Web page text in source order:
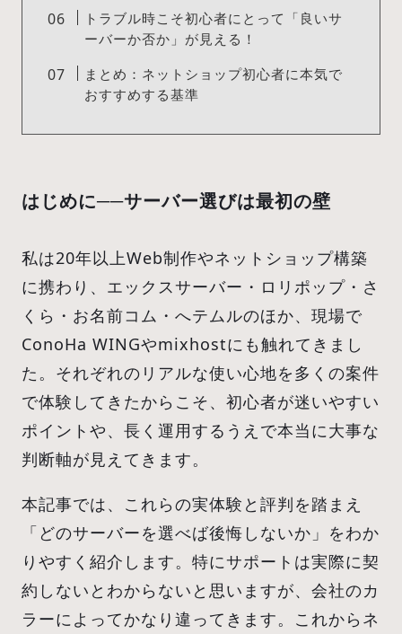
トラブル時こそ初心者にとって「良いサ
ーバーか否か」が見える！
まとめ：ネットショップ初心者に本気で
おすすめする基準
はじめに──サーバー選びは最初の壁
私は20年以上Web制作やネットショップ構築
に携わり、エックスサーバー・ロリポップ・さ
くら・お名前コム・へテムルのほか、現場で
ConoHa WINGやmixhostにも触れてきまし
た。それぞれのリアルな使い心地を多くの案件
で体験してきたからこそ、初心者が迷いやすい
ポイントや、長く運用するうえで本当に大事な
判断軸が見えてきます。
本記事では、これらの実体験と評判を踏まえ
「どのサーバーを選べば後悔しないか」をわか
りやすく紹介します。特にサポートは実際に契
約しないとわからないと思いますが、会社のカ
ラーによってかなり違ってきます。これからネ